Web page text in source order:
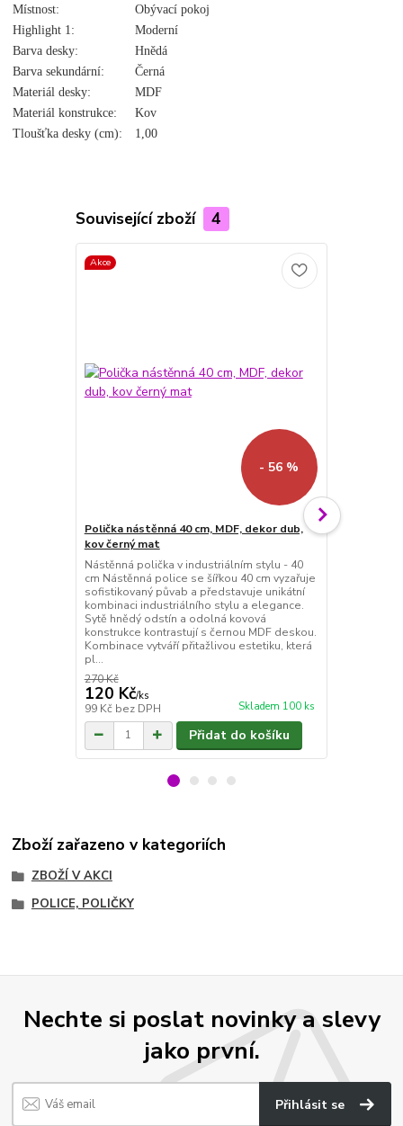
Místnost:
Obývací pokoj
Highlight 1:
Moderní
Barva desky:
Hnědá
Barva sekundární:
Černá
Materiál desky:
MDF
Materiál konstrukce:
Kov
Tloušťka desky (cm):
1,00
Související zboží 4
Akce
- 56 %
Polička nástěnná 40 cm, MDF, dekor dub,
kov černý mat
Nástěnná polička v industriálním stylu - 40
cm Nástěnná police se šířkou 40 cm vyzařuje
sofistikovaný půvab a představuje unikátní
kombinaci industriálního stylu a elegance.
Sytě hnědý odstín a odolná kovová
konstrukce kontrastují s černou MDF deskou.
Kombinace vytváří přitažlivou estetiku, která
pl...
270 Kč
120 Kč/ks
99 Kč bez DPH Skladem 100 ks
Přidat do košíku
Polička
Zboží zařazeno v kategoriích
ZBOŽÍ V AKCI
POLICE, POLIČKY
Nechte si poslat novinky a slevy
jako první.
Přihlásit se